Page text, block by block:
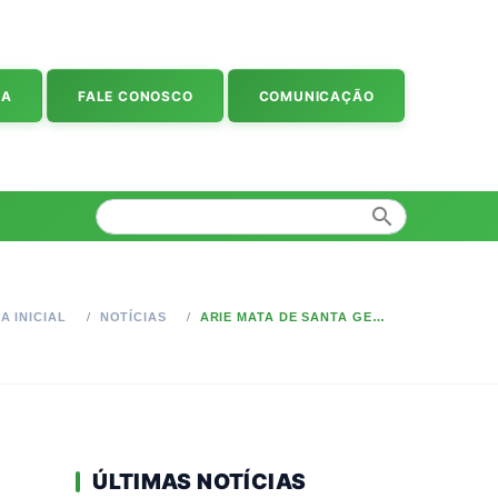
FALE CONOSCO COMUNICAÇÃO
search
INICIAL NOTÍCIAS ARIE MATA DE SANTA GENEBRA ABRE INSCRIÇÕES PARA VOLUNTARIADO DE CURTA DURAÇÃO
ÚLTIMAS NOTÍCIAS